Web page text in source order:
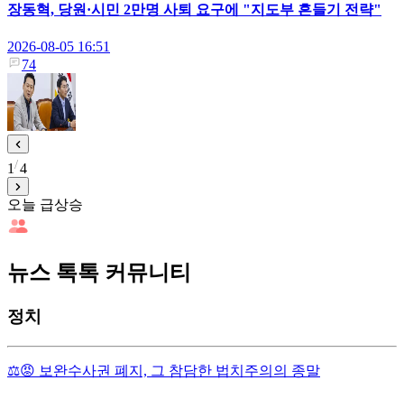
장동혁, 당원·시민 2만명 사퇴 요구에 "지도부 흔들기 전략"
2026-08-05 16:51
74
1 4
오늘 급상승
뉴스 톡톡 커뮤니티
정치
⚖️😡 보완수사권 폐지, 그 참담한 법치주의의 종말